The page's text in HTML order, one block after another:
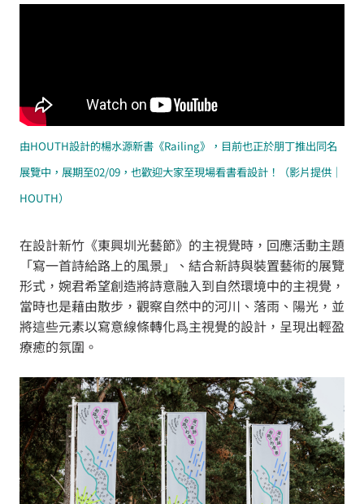
由HOUTH設計的楊水源新書《Railing》，目前也正於朋丁推出同名
展覽中，展期至02/09，也歡迎大家至現場看書看設計！（影片提供｜
HOUTH）
在設計新竹《東興圳光藝節》的主視覺時，回應活動主題
「寫一首詩給路上的風景」、結合新詩與裝置藝術的展覽
形式，婉君希望創造將詩意融入到自然環境中的主視覺，
當時也是藉由散步，觀察自然中的河川、落雨、陽光，並
將這些元素以寫意線條轉化爲主視覺的設計，呈現出輕盈
療癒的氛圍。